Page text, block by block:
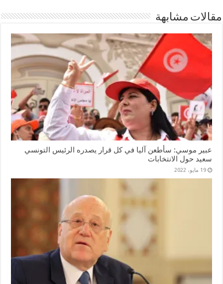
مقالات مشابهة
عبير موسي: سأطعن آليا في كل قرار يصدره الرئيس التونسي
سعيد حول الانتخابات
19 مايو، 2022